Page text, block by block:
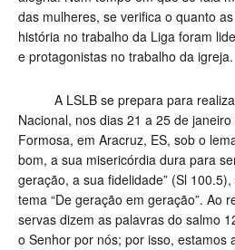
das mulheres, se verifica o quanto
história no trabalho da Liga foram
e protagonistas no trabalho da igreja.
A LSLB se prepara para realizar
Nacional, nos dias 21 a 25 de
Formosa, em Aracruz, ES, sob o
bom, a sua misericórdia dura para
geração, a sua fidelidade” (Sl
tema “De geração em geração”. Ao
servas dizem as palavras do salmo
o Senhor por nós; por isso, estamos